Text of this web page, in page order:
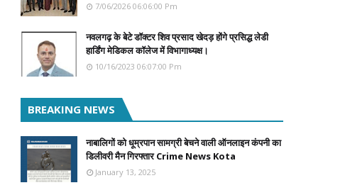
7/06/2026 06:06:00 Pm
नवलगढ़ के बेटे डॉक्टर शिव प्रसाद खेदड़ होंगे प्रसिद्ध लेडी
हार्डिंग मेडिकल कॉलेज में विभागाध्यक्ष।
10/16/2023 06:07:00 Pm
BREAKING NEWS
नाबालिगों को धूम्रपान सामग्री बेचने वाली ऑनलाइन कंपनी का
डिलीवरी मैन गिरफ्तार Crime News Kota
January 13, 2025